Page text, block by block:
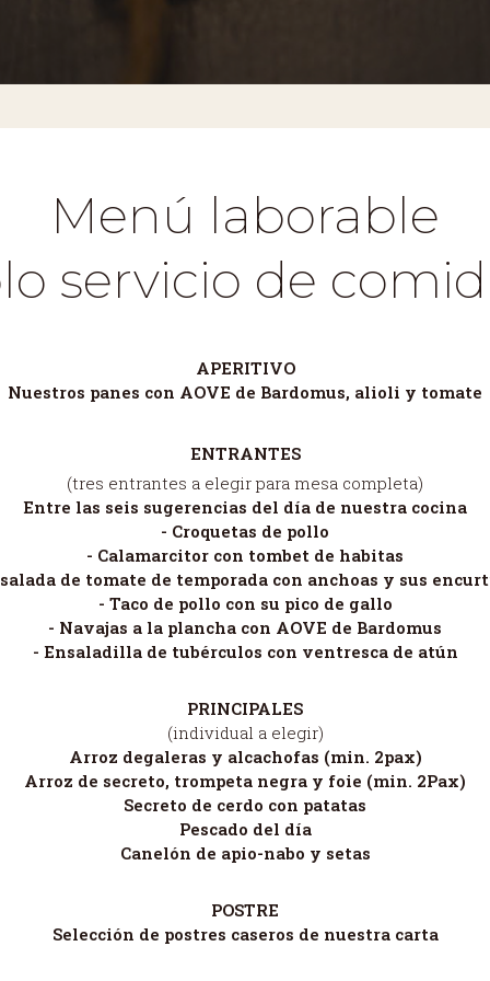
Menú laborable
servicio de
APERITIVO
Nuestros panes con AOVE de Bardomus, alioli y tomate
ENTRANTES
(tres entrantes a elegir para mesa completa)
Entre las seis sugerencias del día de nuestra cocina
- Croquetas de pollo
- Calamarcitor con tombet de habitas
de tomate de temporada con anchoas y sus
- Taco de pollo con su pico de gallo
- Navajas a la plancha con AOVE de Bardomus
- Ensaladilla de tubérculos con ventresca de atún
PRINCIPALES
(individual a elegir)
Arroz degaleras y alcachofas (min. 2pax)
Arroz de secreto, trompeta negra y foie (min. 2Pax)
Secreto de cerdo con patatas
Pescado del día
Canelón de apio-nabo y setas
POSTRE
Selección de postres caseros de nuestra carta